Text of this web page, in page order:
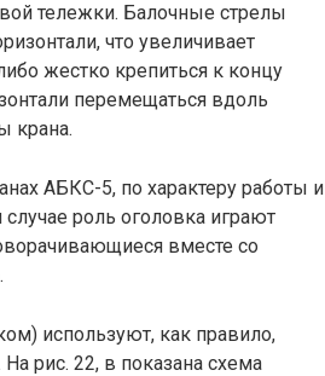
тележки. Балочные стрелы
что увеличивает
жестко крепиться к концу
перемещаться вдоль
крана.
АБКС-5, по характеру работы и
роль оголовка играют
вместе со
используют, как правило,
рис. 22, в показана схема